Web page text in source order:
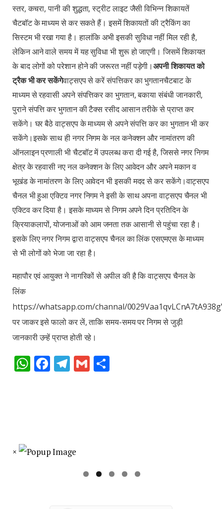
स्तर, कचरा, पानी की शुद्धता, स्ट्रीट लाइट जैसी विभिन्न शिकायतें
चैटबॉट के माध्यम से कर सकते हैं। इसमें शिकायतों की ट्रैकिंग का
सिस्टम भी रखा गया है। हालांकि अभी इसकी सुविधा नहीं मिल रही है,
लेकिन आने वाले समय में यह सुविधा भी शुरू हो जाएगी। जिसमें शिकायत
के बाद लोगों को परेशान होने की जरूरत नहीं पड़ेगी।अपनी शिकायत को
ट्रैक भी कर सकेंगेवाट्सएप से करें संपत्तिकर का भुगतानचैटबाट के
माध्यम से रहवासी अपने संपत्तिकर का भुगतान, बकाया संबंधी जानकारी,
पुराने संपत्ति कर भुगतान की टैक्स रसीद आसान तरीके से प्राप्त कर
सकेंगे। घर बैठे वाट्सएप के माध्यम से अपने संपत्ति कर का भुगतान भी कर
सकेंगे।इसके साथ ही नगर निगम के नल कनेक्शन और नामांतरण की
ऑनलाइन प्रणाली भी चैटबॉट में उपलब्ध करा दी गई है, जिससे नगर निगम
क्षेत्र के रहवासी नए नल कनेक्शन के लिए आवेदन और अपने मकान व
भूखंड के नामांतरण के लिए आवेदन भी इसकी मदद से कर सकेंगे।वाट्सएप
चैनल भी हुआ एक्टिव नगर निगम ने इसी के साथ अपना वाट्सएप चैनल भी
एक्टिव कर दिया है। इसके माध्यम से निगम अपने दिन प्रतिदिन के
क्रियाकलापों, योजनाओं को आम जनता तक आसानी से पहुंचा रहा है।
इसके लिए नगर निगम द्वारा वाट्सएप चैनल का लिंक एसएमएस के माध्यम
से भी लोगों को भेजा जा रहा है।
महापौर एवं आयुक्त ने नागरिकों से अपील की है कि वाट्सएप चैनल के
लिंक
https://whatsapp.com/channal/
पर जाकर इसे फालो कर लें, ताकि समय-समय पर निगम से जुड़ी
जानकारी उन्हें प्राप्त होती रहे।
WhatsApp
Facebook
Telegram
Gmail
×